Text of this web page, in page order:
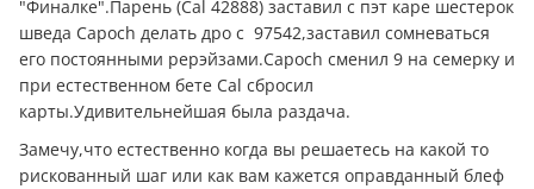
"Финалке".Парень (Cal 42888) заставил с пэт каре шестерок
шведа Capoch делать дро с 97542,заставил сомневаться
его постоянными рерэйзами.Capoch сменил 9 на семерку и
при естественном бете Cal сбросил
карты.Удивительнейшая была раздача.
Замечу,что естественно когда вы решаетесь на какой то
рискованный шаг или как вам кажется оправданный блеф